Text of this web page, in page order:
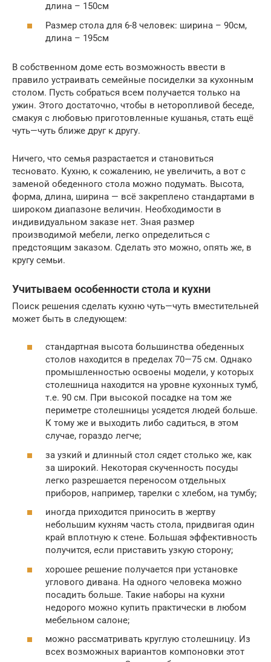
длина – 150см
Размер стола для 6-8 человек: ширина – 90см,
длина – 195см
В собственном доме есть возможность ввести в
правило устраивать семейные посиделки за кухонным
столом. Пусть собраться всем получается только на
ужин. Этого достаточно, чтобы в неторопливой беседе,
смакуя с любовью приготовленные кушанья, стать ещё
чуть—чуть ближе друг к другу.
Ничего, что семья разрастается и становиться
тесновато. Кухню, к сожалению, не увеличить, а вот с
заменой обеденного стола можно подумать. Высота,
форма, длина, ширина — всё закреплено стандартами в
широком диапазоне величин. Необходимости в
индивидуальном заказе нет. Зная размер
производимой мебели, легко определиться с
предстоящим заказом. Сделать это можно, опять же, в
кругу семьи.
Учитываем особенности стола и кухни
Поиск решения сделать кухню чуть—чуть вместительней
может быть в следующем:
стандартная высота большинства обеденных
столов находится в пределах 70—75 см. Однако
промышленностью освоены модели, у которых
столешница находится на уровне кухонных тумб,
т.е. 90 см. При высокой посадке на том же
периметре столешницы усядется людей больше.
К тому же и выходить либо садиться, в этом
случае, гораздо легче;
за узкий и длинный стол сядет столько же, как
за широкий. Некоторая скученность посуды
легко разрешается переносом отдельных
приборов, например, тарелки с хлебом, на тумбу;
иногда приходится приносить в жертву
небольшим кухням часть стола, придвигая один
край вплотную к стене. Большая эффективность
получится, если приставить узкую сторону;
хорошее решение получается при установке
углового дивана. На одного человека можно
посадить больше. Такие наборы на кухни
недорого можно купить практически в любом
мебельном салоне;
можно рассматривать круглую столешницу. Из
всех возможных вариантов компоновки этот